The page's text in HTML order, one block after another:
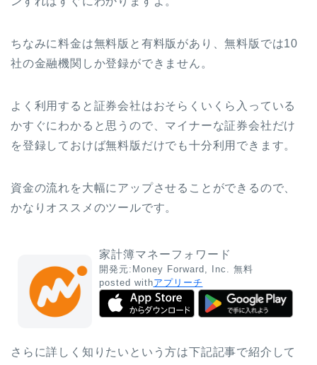
ちなみに料金は無料版と有料版があり、無料版では10
社の金融機関しか登録ができません。
よく利用すると証券会社はおそらくいくら入っている
かすぐにわかると思うので、マイナーな証券会社だけ
を登録しておけば無料版だけでも十分利用できます。
資金の流れを大幅にアップさせることができるので、
かなりオススメのツールです。
家計簿マネーフォワード
開発元: Money Forward, Inc.
無料
posted withアプリーチ
さらに詳しく知りたいという方は下記記事で紹介して